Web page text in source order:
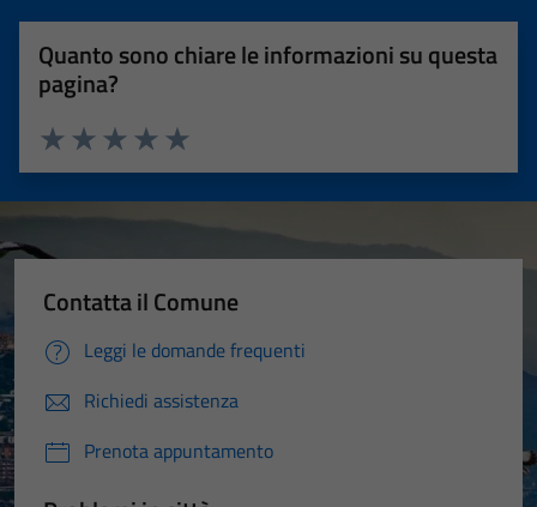
Quanto sono chiare le informazioni su questa
pagina?
Valuta 5 stelle su 5
Valuta 4 stelle su 5
Valuta 3 stelle su 5
Valuta 2 stelle su 5
Valuta 1 stelle su 5
Contatta il Comune
Leggi le domande frequenti
Richiedi assistenza
Prenota appuntamento